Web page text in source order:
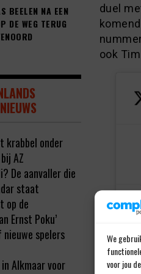
We
voor jou
duel
ook
BEELEN NA EEN
DE WEG TERUG
krabbel onder
AZ
De aanvaller die
staat
op de
Ernst Poku’
nieuwe spelers
Alkmaar voor